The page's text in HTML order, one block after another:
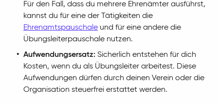
Für den Fall, dass du mehrere Ehrenämter ausführst,
kannst du für eine der Tätigkeiten die
Ehrenamtspauschale und für eine andere die
Übungsleiterpauschale nutzen.
Aufwendungsersatz: Sicherlich entstehen für dich
Kosten, wenn du als Übungsleiter arbeitest. Diese
Aufwendungen dürfen durch deinen Verein oder die
Organisation steuerfrei erstattet werden.